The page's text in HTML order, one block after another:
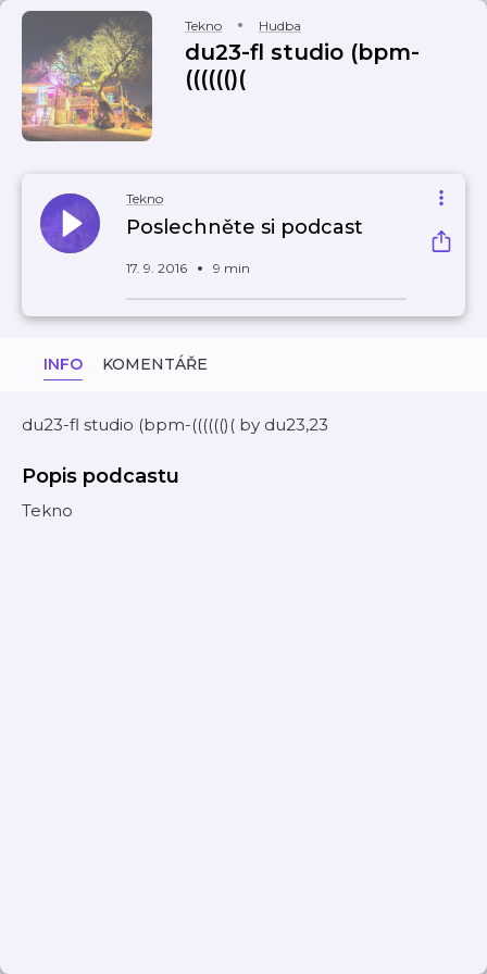
Tekno Hudba
du23-fl studio (bpm-
(((((()(
Tekno
Poslechněte si podcast
17. 9. 2016 9 min
INFO KOMENTÁŘE
du23-fl studio (bpm-(((((()( by du23,23
Popis podcastu
Tekno